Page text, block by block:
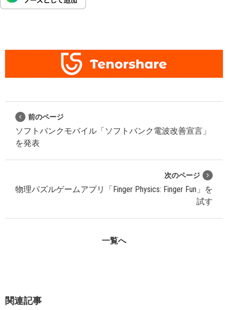
前のページ
ソフトバンクモバイル「ソフトバンク電波改善宣言」
を発表
次のページ
物理パズルゲームアプリ「Finger Physics: Finger Fun」を
試す
一覧へ
関連記事